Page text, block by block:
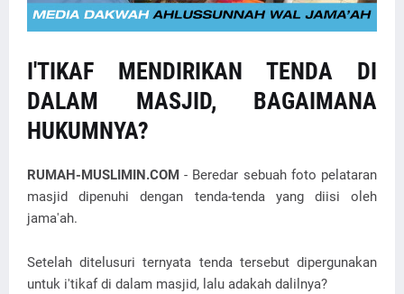
I'TIKAF MENDIRIKAN TENDA DI
DALAM MASJID, BAGAIMANA
HUKUMNYA?
RUMAH-MUSLIMIN.COM - Beredar sebuah foto pelataran
masjid dipenuhi dengan tenda-tenda yang diisi oleh
jama'ah.
Setelah ditelusuri ternyata tenda tersebut dipergunakan
untuk i'tikaf di dalam masjid, lalu adakah dalilnya?